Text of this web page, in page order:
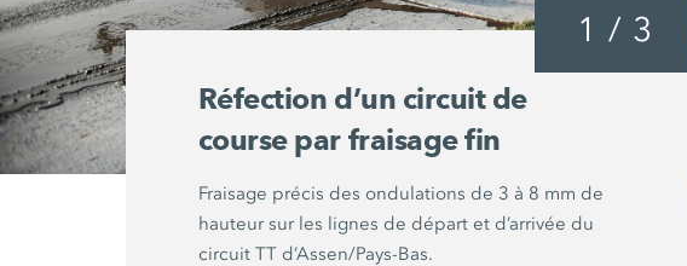
1 / 3
Réfection d’un circuit de
course par fraisage fin
Fraisage précis des ondulations de 3 à 8 mm de
hauteur sur les lignes de départ et d’arrivée du
circuit TT d’Assen/Pays-Bas.